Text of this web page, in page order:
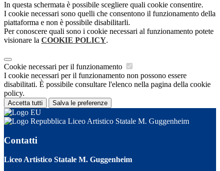
In questa schermata è possibile scegliere quali cookie consentire.
I cookie necessari sono quelli che consentono il funzionamento della
piattaforma e non è possibile disabilitarli.
Per conoscere quali sono i cookie necessari al funzionamento potete
visionare la COOKIE POLICY.
Cookie necessari per il funzionamento
I cookie necessari per il funzionamento non possono essere
disabilitati. È possibile consultare l'elenco nella pagina della cookie
policy.
Accetta tutti Salva le preferenze
Liceo Artistico Statale M. Guggenheim
Contatti
Liceo Artistico Statale M. Guggenheim